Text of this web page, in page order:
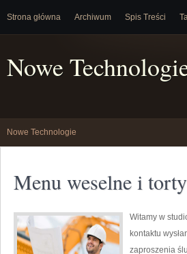
Strona główna Archiwum Spis Treści
Nowe
Nowe Technologie
Menu weselne i
Witamy w
kontaktu
zaproszenia